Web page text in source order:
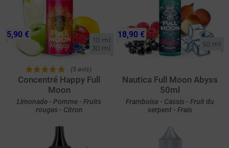
10 ml
30 ml
(5 avis)
Concentré Happy Full
Moon
Limonade - Pomme - Fruits
rouges - Citron
5,90 €
50 ml
Nautica Full Moon Abyss
50ml
Framboise - Cassis - Fruit du
serpent - Frais
18,90 €